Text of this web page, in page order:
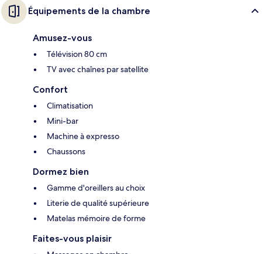
Équipements de la chambre
Amusez-vous
Télévision 80 cm
TV avec chaînes par satellite
Confort
Climatisation
Mini-bar
Machine à expresso
Chaussons
Dormez bien
Gamme d'oreillers au choix
Literie de qualité supérieure
Matelas mémoire de forme
Faites-vous plaisir